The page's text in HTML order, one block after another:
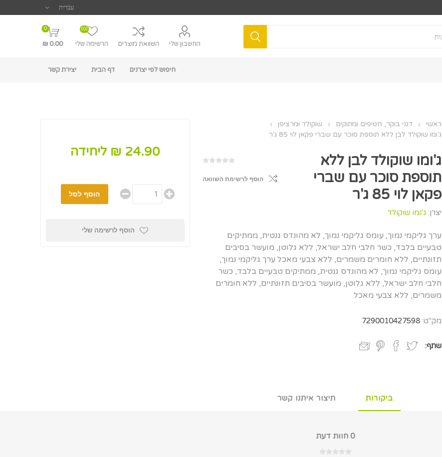
החשבון שלי השוואת מוצרים הרשימה שלי
(0)
0
0.00 ₪
חיפוש לפי יצרנים דף הבית יצירת קשר
ראשי דגני בוקר, חטיפים ומתוקים
שוקולד ומרציפן
ג'ומו שוקולד לבן ללא תוספת סוכר עם שברי פקאן לוי 85 ג'ר
ג'ומו שוקולד לבן ללא
תוספת סוכר עם שברי
פקאן לוי 85 ג'ר
יצרן: ג'ומו שוקולד
הוסף לרשימת השוואה
ערך גליקמי נמוך, עומס גליקמי נמוך, לא מהונדס גנטית, ממתיקים
טבעיים בלבד, כשר חלבי חלב ישראל, ללא גלוטן, מועשר בסיבים
תזונתיים, ללא חומרים משמרים, ללא צבעי מאכל ערך גליקמי נמוך,
עומס גליקמי נמוך, לא מהונדס גנטית, ממתיקים טבעיים בלבד, כשר
חלבי חלב ישראל, ללא גלוטן, מועשר בסיבים תזונתיים, ללא חומרים
משמרים, ללא צבעי מאכל
מק"ט: 7290010427598
שתף:
24.90 ₪ ליחידה
הוסף לרשימה שלי
ביקורות תיצור איתנו קשר
0 חוות דעת